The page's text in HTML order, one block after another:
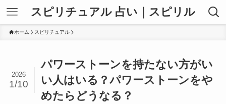
スピリチュアル 占い｜スピリル
ホーム スピリチュアル
パワーストーンを持たない方がい
い人はいる？パワーストーンをや
めたらどうなる？
2026
1/10